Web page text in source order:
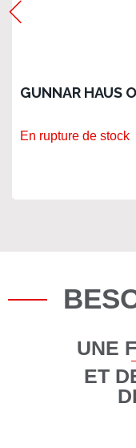
GUNNAR HAUS
En rupture de stock
UNE
ET